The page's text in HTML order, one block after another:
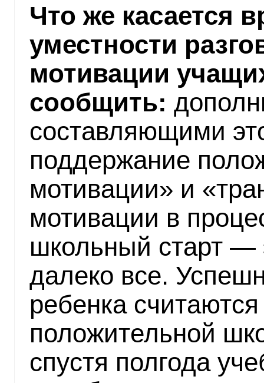
Что же касается
уместности
мотивации
сообщить:
составляющими
поддержание
мотивации» и
мотивации в
школьный старт —
далеко все.
ребенка
положительной
спустя полгода